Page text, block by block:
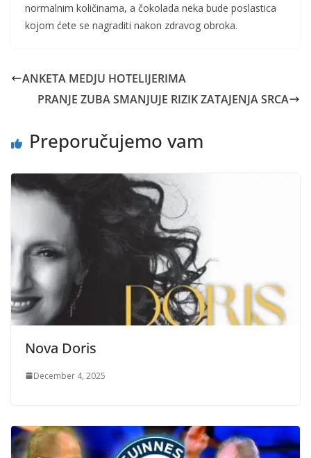
normalnim količinama, a čokolada neka bude poslastica
kojom ćete se nagraditi nakon zdravog obroka.
ANKETA MEDJU HOTELIJERIMA
PRANJE ZUBA SMANJUJE RIZIK ZATAJENJA SRCA
Preporučujemo vam
Nova Doris
December 4, 2025